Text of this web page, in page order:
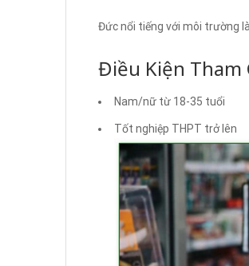
Đức nổi tiếng với môi trường
Điều Kiện Tham
Nam/nữ từ 18-35 tuổi
Tốt nghiệp THPT trở lên